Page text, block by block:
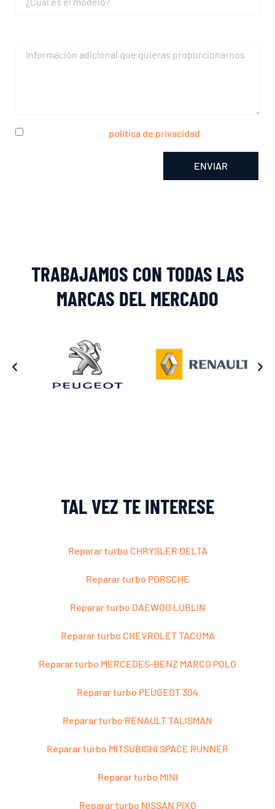
política de privacidad
ENVIAR
TRABAJAMOS CON TODAS LAS
MARCAS DEL MERCADO
TAL VEZ TE INTERESE
Reparar turbo CHRYSLER DELTA
Reparar turbo PORSCHE
Reparar turbo DAEWOO LUBLIN
Reparar turbo CHEVROLET TACUMA
Reparar turbo MERCEDES-BENZ MARCO POLO
Reparar turbo PEUGEOT 304
Reparar turbo RENAULT TALISMAN
Reparar turbo MITSUBISHI SPACE RUNNER
Reparar turbo MINI
Reparar turbo NISSAN PIXO